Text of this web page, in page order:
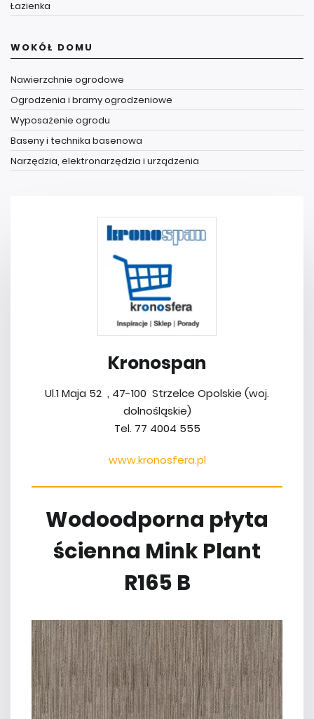
Łazienka
WOKÓŁ DOMU
Nawierzchnie ogrodowe
Ogrodzenia i bramy ogrodzeniowe
Wyposażenie ogrodu
Baseny i technika basenowa
Narzędzia, elektronarzędzia i urządzenia
Kronospan
Ul.1 Maja 52 , 47-100 Strzelce Opolskie (woj.
dolnośląskie)
Tel. 77 4004 555
www.kronosfera.pl
Wodoodporna płyta
ścienna Mink Plant
R165 B